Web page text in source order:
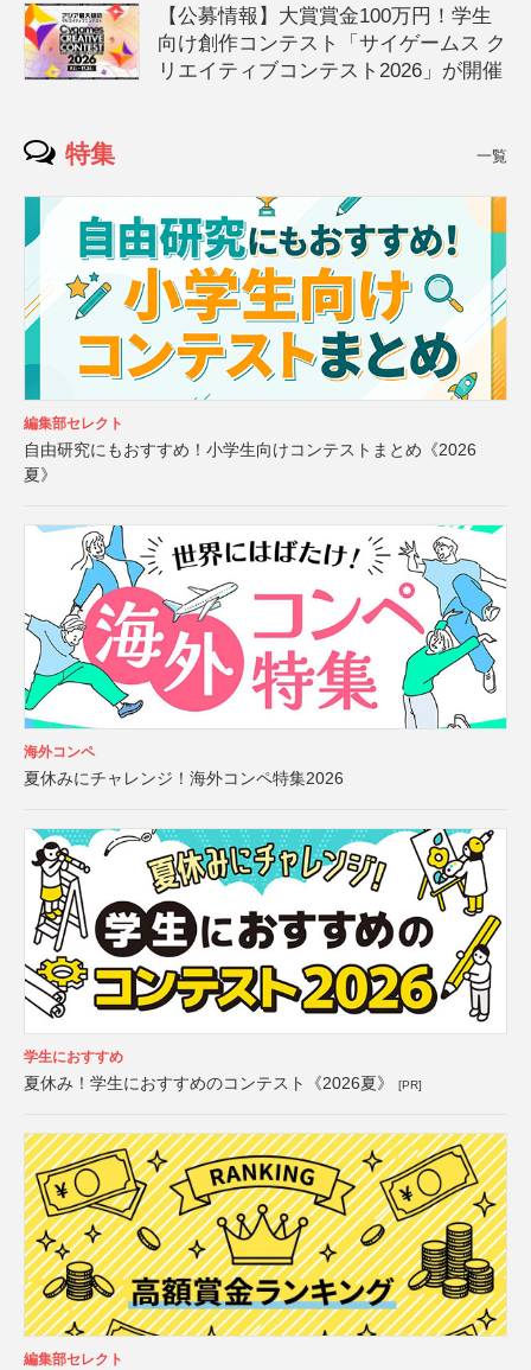
【公募情報】大賞賞金100万円！学生
向け創作コンテスト「サイゲームス ク
リエイティブコンテスト2026」が開催
特集 一覧
編集部セレクト
自由研究にもおすすめ！小学生向けコンテストまとめ《2026
夏》
海外コンペ
夏休みにチャレンジ！海外コンペ特集2026
学生におすすめ
夏休み！学生におすすめのコンテスト《2026夏》 [PR]
編集部セレクト